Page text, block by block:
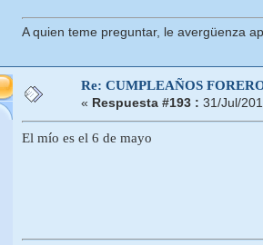
A quien teme preguntar, le avergüenza
Re: CUMPLEAÑOS
« Respuesta #193 : 31/Jul/
El mío es el 6 de mayo